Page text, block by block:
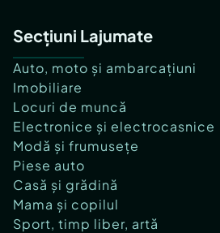
Secțiuni Lajumate
Auto, moto și ambarcațiuni
Imobiliare
Locuri de muncă
Electronice și electrocasnice
Modă și frumusețe
Piese auto
Casă și grădină
Mama și copilul
Sport, timp liber, artă